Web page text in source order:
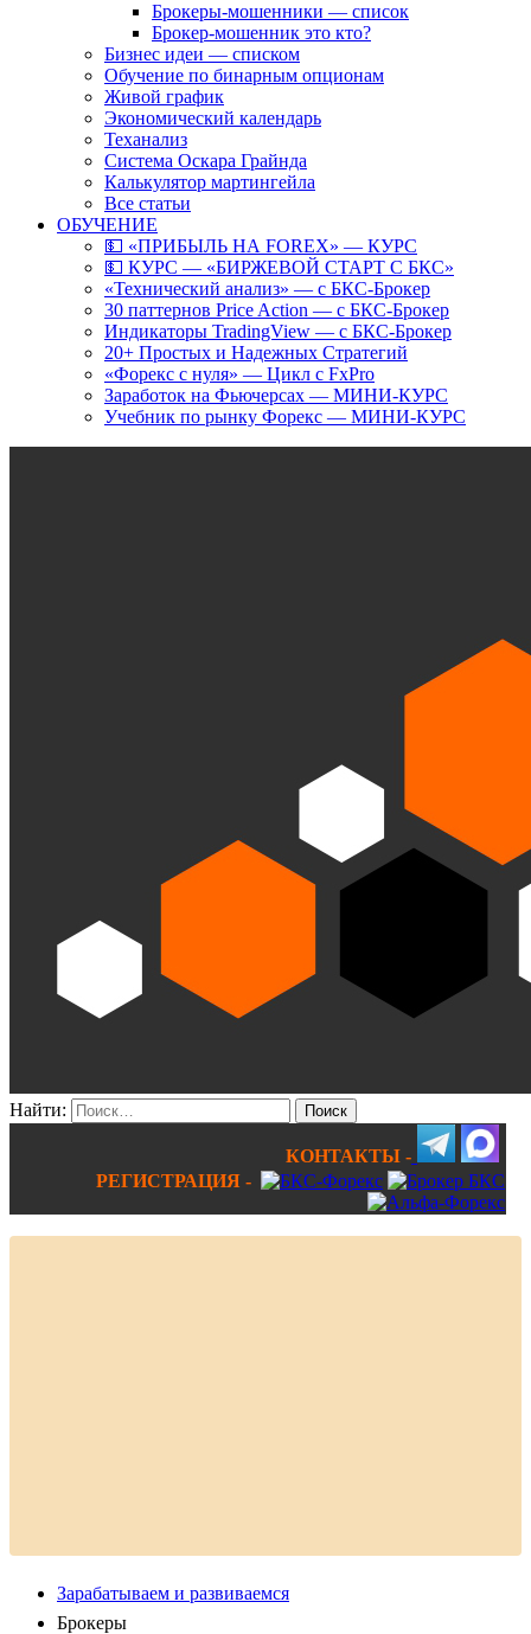
Брокеры-мошенники — список
Брокер-мошенник это кто?
Бизнес идеи — списком
Обучение по бинарным опционам
Живой график
Экономический календарь
Теханализ
Система Оскара Грайнда
Калькулятор мартингейла
Все статьи
ОБУЧЕНИЕ
💵 «ПРИБЫЛЬ НА FOREX» — КУРС
💵 КУРС — «БИРЖЕВОЙ СТАРТ С БКС»
«Технический анализ» — с БКС-Брокер
30 паттернов Price Action — с БКС-Брокер
Индикаторы TradingView — с БКС-Брокер
20+ Простых и Надежных Стратегий
«Форекс с нуля» — Цикл с FxPro
Заработок на Фьючерсах — МИНИ-КУРС
Учебник по рынку Форекс — МИНИ-КУРС
Найти:
КОНТАКТЫ -
РЕГИСТРАЦИЯ -
Зарабатываем и развиваемся
Брокеры